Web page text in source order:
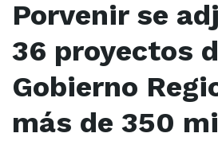
Porvenir se
36 proyectos
Gobierno
más de 350